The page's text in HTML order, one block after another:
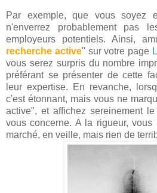
Par exemple, que vous soyez
n'enverrez probablement pas
employeurs potentiels. Ainsi,
recherche active" sur votre page
vous serez surpris du nombre
préférant se présenter de cette
leur expertise. En revanche,
c'est étonnant, mais vous ne
active", et affichez sereinement
vous concerne. A la rigueur,
marché, en veille, mais rien de